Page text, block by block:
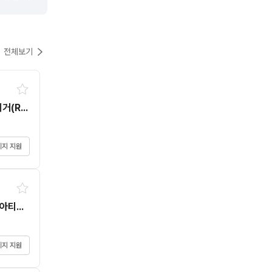
전체보기
[NC-퍼스트스파크게임즈][단기계약직][프로젝트 SC] 리거(Rigger) 모집
지 지원
[NC-퍼스트스파크게임즈][단기계약직][TL] 3D 캐릭터 아티스트 모집
지 지원